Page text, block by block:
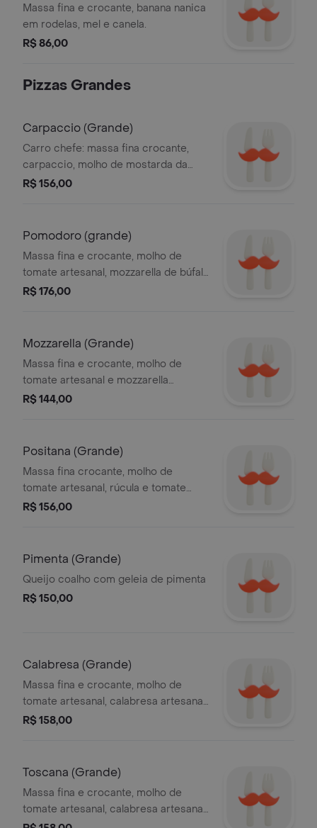
Massa fina e crocante, banana nanica
em rodelas, mel e canela.
R$ 86,00
Pizzas Grandes
Carpaccio (Grande)
Carro chefe: massa fina crocante,
carpaccio, molho de mostarda da
casa e grana padano
R$ 156,00
Pomodoro (grande)
Massa fina e crocante, molho de
tomate artesanal, mozzarella de búfala
e tomate pelado
R$ 176,00
Mozzarella (Grande)
Massa fina e crocante, molho de
tomate artesanal e mozzarella
derretida
R$ 144,00
Positana (Grande)
Massa fina crocante, molho de
tomate artesanal, rúcula e tomate
seco.
R$ 156,00
Pimenta (Grande)
Queijo coalho com geleia de pimenta
R$ 150,00
Calabresa (Grande)
Massa fina e crocante, molho de
tomate artesanal, calabresa artesanal,
cebola e azeitonas pretas
R$ 158,00
Toscana (Grande)
Massa fina e crocante, molho de
tomate artesanal, calabresa artesanal